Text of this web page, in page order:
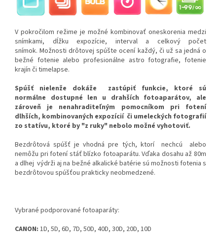
V pokročilom režime je možné kombinovať oneskorenia medzi
snímkami, dĺžku expozície, interval a celkový počet
snímok. Možnosti drôtovej spúšte ocení každý, či už sa jedná o
bežné fotenie alebo profesionálne astro fotografie, fotenie
krajín či timelapse.
Spúšť nielenže dokáže zastúpiť funkcie, ktoré sú
normálne dostupné len u drahších fotoaparátov, ale
zároveň je nenahraditeľným pomocníkom pri fotení
dlhších, kombinovaných expozícií či umeleckých fotografií
zo statívu, ktoré by "z ruky" nebolo možné vyhotoviť.
Bezdrôtová spúšť je vhodná pre tých, ktorí nechcú alebo
nemôžu pri fotení stáť blízko fotoaparátu. Vďaka dosahu až 80m
a dlhej výdrži aj na bežné alkalické batérie sú možnosti fotenia s
bezdrôtovou spúšťou prakticky neobmedzené.
Vybrané podporované fotoaparáty:
CANON: 1D, 5D, 6D, 7D, 50D, 40D, 30D, 20D, 10D